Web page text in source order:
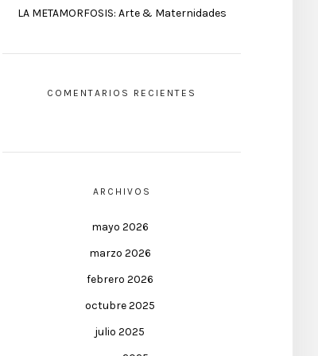
LA METAMORFOSIS: Arte & Maternidades
COMENTARIOS RECIENTES
ARCHIVOS
mayo 2026
marzo 2026
febrero 2026
octubre 2025
julio 2025